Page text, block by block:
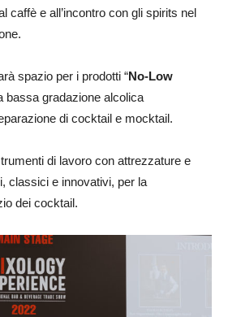
caffè e all’incontro con gli spirits nel
spazio per i prodotti “No-Low
bassa gradazione alcolica
di cocktail e mocktail.
di lavoro con attrezzature e
classici e innovativi, per la
dei cocktail.